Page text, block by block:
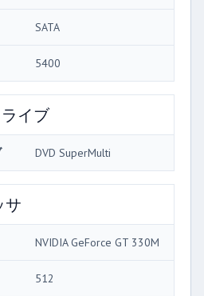
SATA
5400
イブ
DVD SuperMulti
サ
NVIDIA GeForce GT 330M
512